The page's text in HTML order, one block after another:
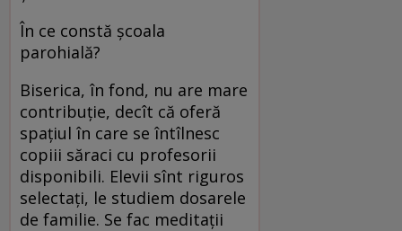
În ce constă şcoala
parohială?
Biserica, în fond, nu are mare
contribuţie, decît că oferă
spaţiul în care se întîlnesc
copiii săraci cu profesorii
disponibili. Elevii sînt riguros
selectaţi, le studiem dosarele
de familie. Se fac meditaţii